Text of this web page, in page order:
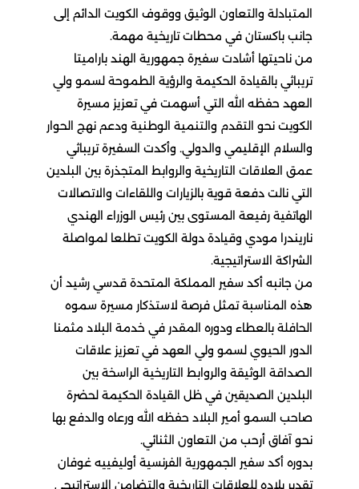
المتبادلة والتعاون الوثيق ووقوف الكويت الدائم إلى
جانب باكستان في محطات تاريخية مهمة.
من ناحيتها أشادت سفيرة جمهورية الهند باراميتا
تريباثي بالقيادة الحكيمة والرؤية الطموحة لسمو ولي
العهد حفظه الله التي أسهمت في تعزيز مسيرة
الكويت نحو التقدم والتنمية الوطنية ودعم نهج الحوار
والسلام الإقليمي والدولي. وأكدت السفيرة تريباثي
عمق العلاقات التاريخية والروابط المتجذرة بين البلدين
التي نالت دفعة قوية بالزيارات واللقاءات والاتصالات
الهاتفية رفيعة المستوى بين رئيس الوزراء الهندي
ناريندرا مودي وقيادة دولة الكويت تطلعا لمواصلة
الشراكة الاستراتيجية.
من جانبه أكد سفير المملكة المتحدة قدسي رشيد أن
هذه المناسبة تمثل فرصة لاستذكار مسيرة سموه
الحافلة بالعطاء ودوره المقدر في خدمة البلاد مثمنا
الدور الحيوي لسمو ولي العهد في تعزيز علاقات
الصداقة الوثيقة والروابط التاريخية الراسخة بين
البلدين الصديقين في ظل القيادة الحكيمة لحضرة
صاحب السمو أمير البلاد حفظه الله ورعاه والدفع بها
نحو آفاق أرحب من التعاون الثنائي.
بدوره أكد سفير الجمهورية الفرنسية أوليفييه غوفان
تقدير بلاده للعلاقات التاريخية والتضامن الاستراتيجي